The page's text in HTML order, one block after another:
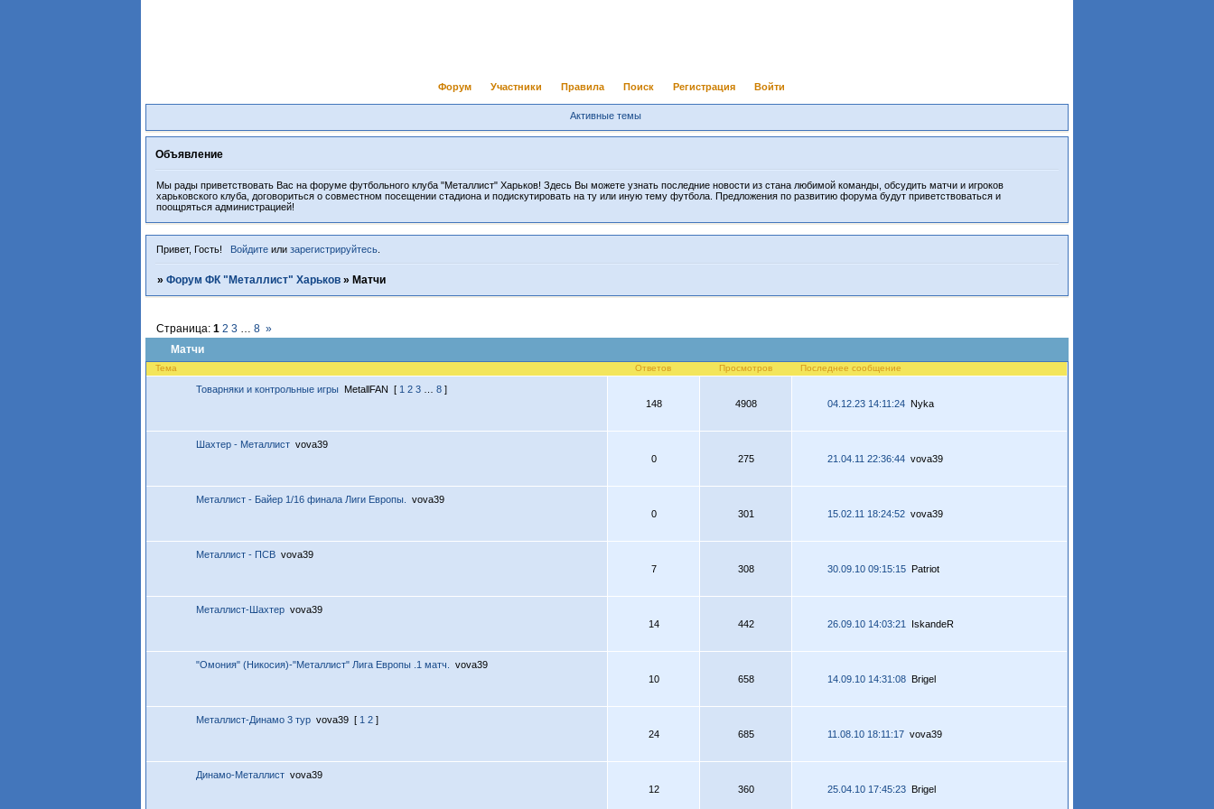
Форум Участники Правила Поиск Регистрация Войти
Активные темы
Объявление
Мы рады приветствовать Вас на форуме футбольного клуба "Металлист" Харьков! Здесь Вы можете узнать последние новости из стана любимой команды, обсудить матчи и игроков
харьковского клуба, договориться о совместном посещении стадиона и подискутировать на ту или иную тему футбола. Предложения по развитию форума будут приветствоваться и
поощряться администрацией!
Привет, Гость! Войдитеили зарегистрируйтесь.
»Форум ФК "Металлист" Харьков » Матчи
Матчи
Страница:1 2 3 … 8 »
Тема Ответов Просмотров Последнее сообщение
Товарняки и контрольные игры MetallFAN [ 1 2 3 8 ]
148
4908 04.12.23 14:11:24 Nyka
Шахтер - Металлист vova39
0
275 21.04.11 22:36:44 vova39
Металлист - Байер 1/16 финала Лиги Европы.
vova39
0
301 15.02.11 18:24:52 vova39
Металлист - ПСВ vova39
7
308 30.09.10 09:15:15 Patriot
Металлист-Шахтер vova39
14
442 26.09.10 14:03:21 IskandeR
"Омония" (Никосия)-"Металлист" Лига Европы .1 матч.
vova39
10
658 14.09.10 14:31:08 Brigel
Металлист-Динамо 3 тур vova39 [ 1 2 ]
24
685 11.08.10 18:11:17 vova39
Динамо-Металлист vova39
12
360 25.04.10 17:45:23 Brigel